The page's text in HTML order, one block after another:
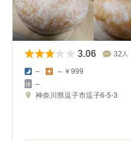
3.06 32 人
– ～￥999
–
神奈川県逗子市逗子6-5-3